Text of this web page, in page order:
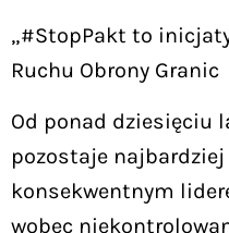
„#StopPakt to
Ruchu Obrony Granic
Od ponad dziesięciu
pozostaje
konsekwentnym
wobec